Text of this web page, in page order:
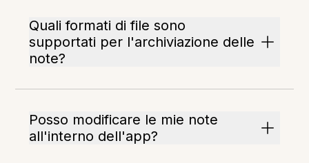
Quali formati di file sono
supportati per l'archiviazione delle
note?
Posso modificare le mie note
all'interno dell'app?